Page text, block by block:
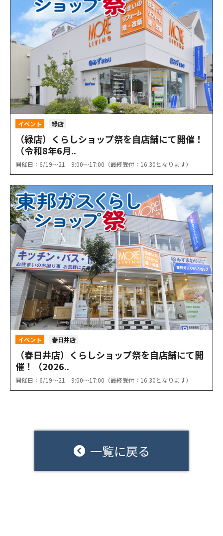
イベント 緑店
（緑店）くらしショップ祭を自店舗にて開催！
（令和8年6月..
開催日：6/19〜21 9:00〜17:00（最終受付：16:30となります）
イベント 春日井店
（春日井店）くらしショップ祭を自店舗にて開
催！（2026..
開催日：6/19〜21 9:00〜17:00（最終受付：16:30となります）
一覧に戻る